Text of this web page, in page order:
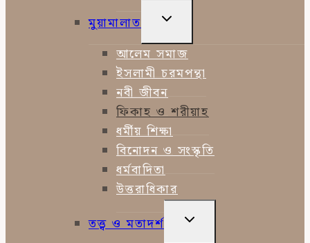
মুয়ামালাত
TOGGLE
MENU
আলেম সমাজ
ইসলামী চরমপন্থা
নবী জীবন
ফিকাহ ও শরীয়াহ
ধর্মীয় শিক্ষা
বিনোদন ও সংস্কৃতি
ধর্মবাদিতা
উত্তরাধিকার
তত্ত্ব ও মতাদর্শ
TOGGLE